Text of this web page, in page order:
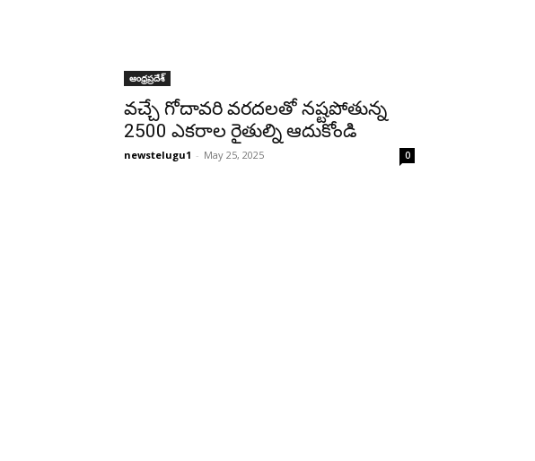
ఆంధ్రప్రదేశ్‌
వచ్చే గోదావరి వరదలతో నష్టపోతున్న
2500 ఎకరాల రైతుల్ని ఆదుకోండి
newstelugu1 - May 25, 2025 0